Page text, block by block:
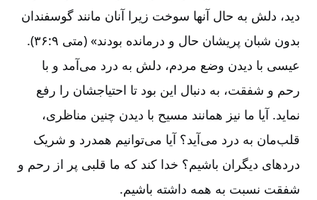
دید، دلش‌ به‌ حال‌ آنها سوخت‌ زیرا آنان‌ مانند گوسفندان‌
بدون‌ شبان‌ پریشان‌ حال‌ و درمانده‌ بودند» (متی‌ ۹:‏۳۶).
عیسی‌ با دیدن‌ وضع‌ مردم‌، دلش‌ به‌ درد می‌آمد و با
رحم‌ و شفقت‌، به‌ دنبال‌ این‌ بود تا احتیاجشان‌ را رفع‌
نماید. آیا ما نیز همانند مسیح‌ با دیدن‌ چنین‌ مناظری‌،
قلب‌مان‌ به‌ درد می‌آید؟ آیا می‌توانیم‌ همدرد و شریک‌
دردهای‌ دیگران‌ باشیم‌؟ خدا کند که‌ ما قلبی‌ پر از رحم‌ و
شفقت‌ نسبت‌ به‌ همه‌ داشته‌ باشیم‌.